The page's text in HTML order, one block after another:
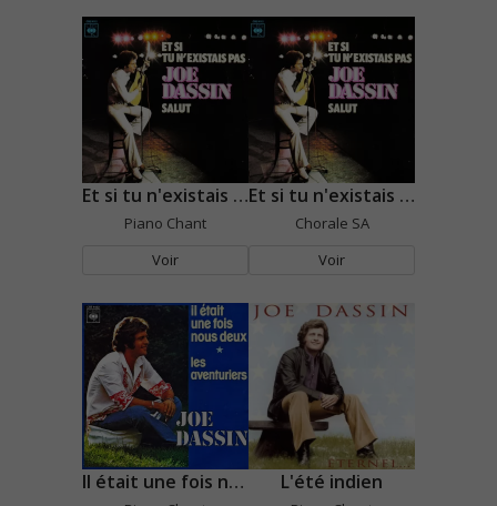
Et si tu n'existais pas
Piano Chant
Voir
Et si tu n'existais pas
Chorale SA
Voir
Il était une fois nous deux L'été indien